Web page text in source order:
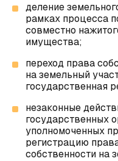
деление
рамках процесса
совместно
имущества;
переход права
на земельный
государственная
незаконные
государственных
уполномоченных
регистрацию
собственности на